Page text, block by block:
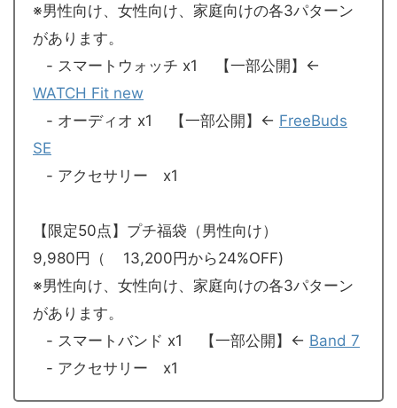
※男性向け、女性向け、家庭向けの各3パターン
があります。
- スマートウォッチ x1 【一部公開】←
WATCH Fit new
- オーディオ x1 【一部公開】← FreeBuds
SE
- アクセサリー x1
【限定50点】プチ福袋（男性向け）
9,980円（ 13,200円から24%OFF)
※男性向け、女性向け、家庭向けの各3パターン
があります。
- スマートバンド x1 【一部公開】← Band 7
- アクセサリー x1